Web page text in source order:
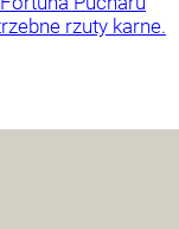
rzuty karne.